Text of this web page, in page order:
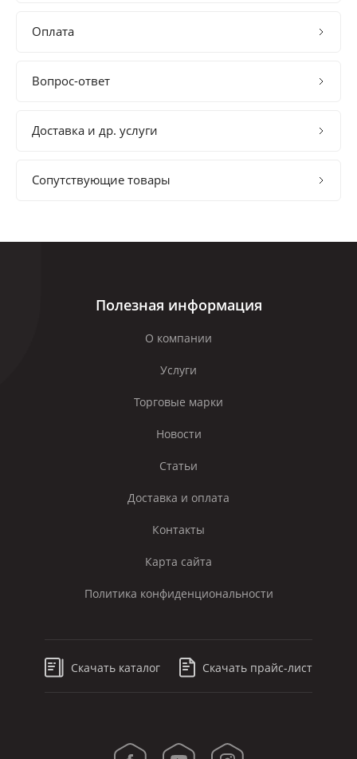
Оплата
Вопрос-ответ
Доставка и др. услуги
Сопутствующие товары
Полезная информация
О компании
Услуги
Торговые марки
Новости
Статьи
Доставка и оплата
Контакты
Карта сайта
Политика конфиденциональности
Скачать каталог Скачать прайс-лист